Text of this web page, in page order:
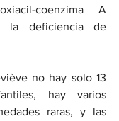
coenzima A
la deficiencia de
no hay solo 13
hay varios
raras, y las